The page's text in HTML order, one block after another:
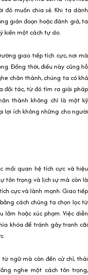
đó muốn chia sẻ. Khi ta dành
gián đoạn hoặc đánh giá, ta
kiến một cách tự do.
giao tiếp tích cực, nơi mà
Đồng thời, điều này cũng hỗ
chân thành, chúng ta có khả
đối tác, từ đó tìm ra giải pháp
thành không chỉ là một kỹ
lợi ích không những cho người
mối quan hệ tích cực và hiệu
tôn trọng và lịch sự mà còn là
cực và lành mạnh. Giao tiếp
cách chúng ta chọn lọc từ
hoặc xúc phạm. Việc diễn
khóa để tránh gây tranh cãi
ngữ mà còn đến cử chỉ, thái
nghe một cách tôn trọng,